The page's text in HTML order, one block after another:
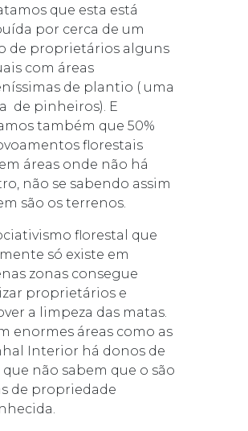
que esta está
por cerca de um
de proprietários alguns
com áreas
de plantio ( uma
de pinheiros). E
também que 50%
florestais
áreas onde não há
não se sabendo assim
são os terrenos.
florestal que
só existe em
zonas consegue
proprietários e
a limpeza das matas.
enormes áreas como as
Interior há donos de
não sabem que o são
de propriedade